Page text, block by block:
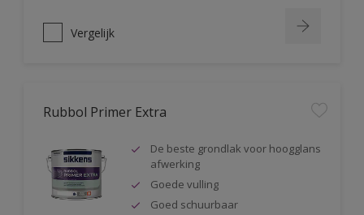
Vergelijk
Rubbol Primer Extra
De beste grondlak voor hoogglans
afwerking
Goede vulling
Goed schuurbaar